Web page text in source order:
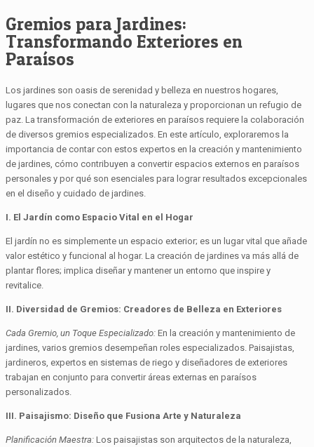
Gremios para Jardines:
Transformando Exteriores en
Paraísos
Los jardines son oasis de serenidad y belleza en nuestros hogares,
lugares que nos conectan con la naturaleza y proporcionan un refugio de
paz. La transformación de exteriores en paraísos requiere la colaboración
de diversos gremios especializados. En este artículo, exploraremos la
importancia de contar con estos expertos en la creación y mantenimiento
de jardines, cómo contribuyen a convertir espacios externos en paraísos
personales y por qué son esenciales para lograr resultados excepcionales
en el diseño y cuidado de jardines.
I. El Jardín como Espacio Vital en el Hogar
El jardín no es simplemente un espacio exterior; es un lugar vital que añade
valor estético y funcional al hogar. La creación de jardines va más allá de
plantar flores; implica diseñar y mantener un entorno que inspire y
revitalice.
II. Diversidad de Gremios: Creadores de Belleza en Exteriores
Cada Gremio, un Toque Especializado: En la creación y mantenimiento de
jardines, varios gremios desempeñan roles especializados. Paisajistas,
jardineros, expertos en sistemas de riego y diseñadores de exteriores
trabajan en conjunto para convertir áreas externas en paraísos
personalizados.
III. Paisajismo: Diseño que Fusiona Arte y Naturaleza
Planificación Maestra: Los paisajistas son arquitectos de la naturaleza,